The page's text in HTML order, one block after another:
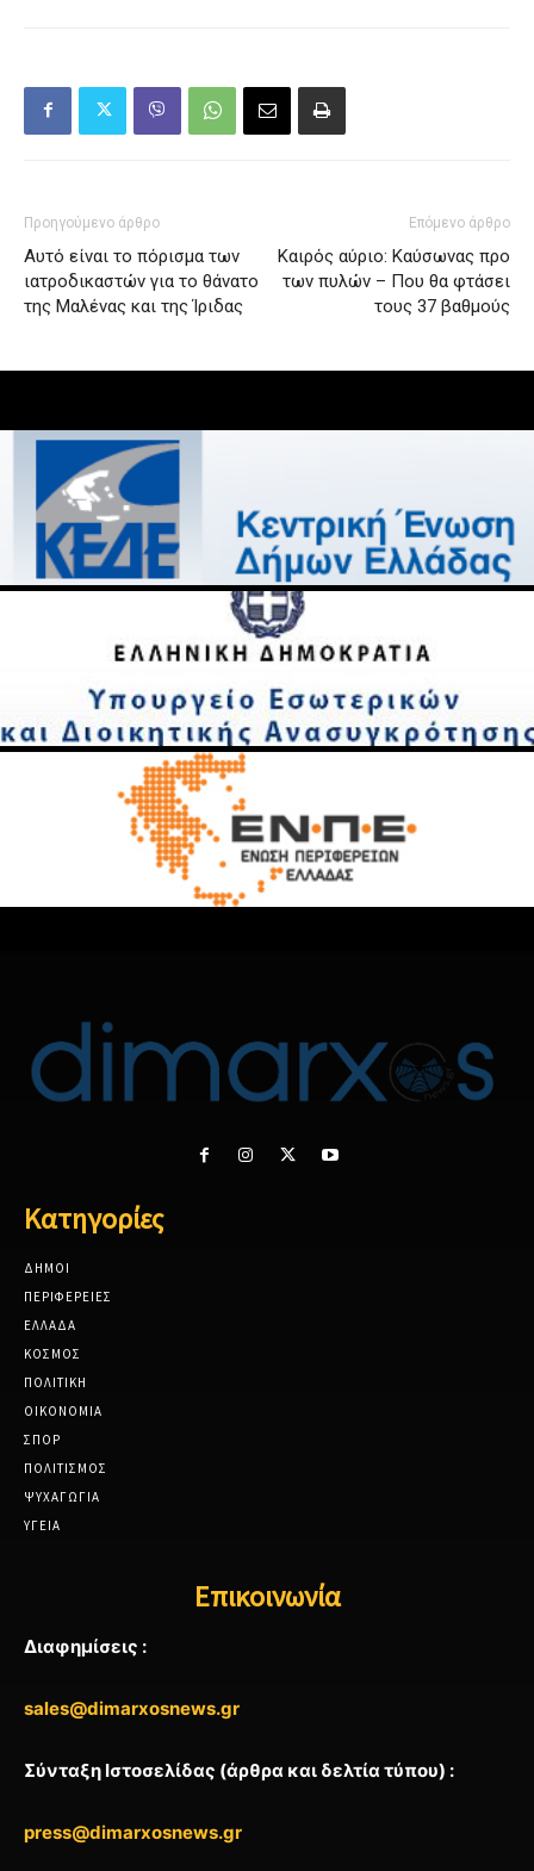
Προηγούμενο άρθρο
Αυτό είναι το πόρισμα των
ιατροδικαστών για το θάνατο
της Μαλένας και της Ίριδας
Επόμενο άρθρο
Καιρός αύριο: Καύσωνας προ
των πυλών – Που θα φτάσει
τους 37 βαθμούς
Κατηγορίες
ΔΗΜΟΙ
ΠΕΡΙΦΕΡΕΙΕΣ
ΕΛΛΑΔΑ
ΚΟΣΜΟΣ
ΠΟΛΙΤΙΚΗ
ΟΙΚΟΝΟΜΙΑ
ΣΠΟΡ
ΠΟΛΙΤΙΣΜΟΣ
ΨΥΧΑΓΩΓΙΑ
ΥΓΕΙΑ
Επικοινωνία
Διαφημίσεις :
sales@dimarxosnews.gr
Σύνταξη Ιστοσελίδας (άρθρα και δελτία τύπου) :
press@dimarxosnews.gr